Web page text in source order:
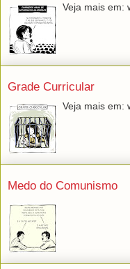
Veja mais em:
Grade Curricular
Veja mais em:
Medo do Comunismo